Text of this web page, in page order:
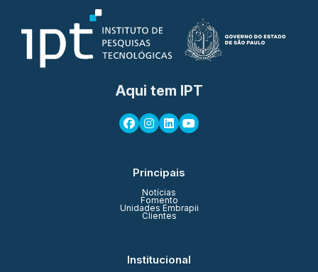
Aqui tem IPT
Principais
Notícias
Fomento
Unidades Embrapii
Clientes
Institucional